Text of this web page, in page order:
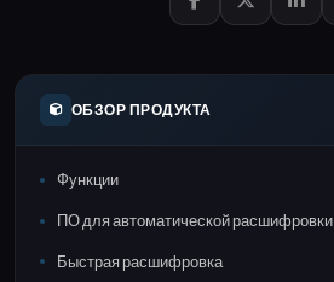
ОБЗОР ПРОДУКТА
Функции
ПО для автоматической расшифровки
Быстрая расшифровка